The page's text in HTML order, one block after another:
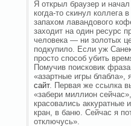
Я открыл браузер и
когда-то скинул коллега
запахом лавандового
заходит на один ресурс
человека — ни золотых
подкупило. Если уж
просто способ убить
Помучив поисковик
«азартные игры блабла»,
сайт. Первая же ссылка
«забери миллион
красовались
кран, в баню. Сейчас я
отключусь».